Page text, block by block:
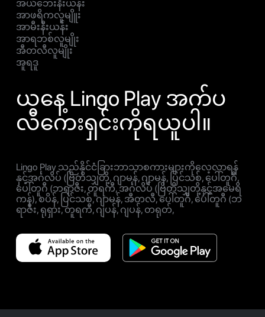
အယ်ဘေးနီးယန်း
အာဖရိကလူမျိူး
အာမီးနီးယန်း
အာရဘစ်လူမျိုး
အီတလီလူမျိုး
အူရဒူ
ယနေ့ Lingo Play အက်ပ
လီကေးရှင်းကိုရယူပါ။
Lingo Play သည်နိုင်ငံခြားဘာသာစကားများကိုလေ့လာရန်
နှင့်အင်္ဂလိပ် (ဗြိတိသျှတို့, ဂျာမန်, ဂျာမန်, ပြင်သစ်, ပေါ်တူဂီ,
ပေါ်တူဂီ (ဘရာဇီး, တူရကီ, အင်္ဂလိပ် (ဗြိတိသျှတို့နှင့်အမေရိ
ကန်), စပိန်, ပြင်သစ်, ဂျာမန်, အီတလီ, ပေါ်တူဂီ, ပေါ်တူဂီ (ဘ
ရာဇီး, ရုရှား, တူရကီ, ဂျပန်, ဂျပန်, တရုတ်,